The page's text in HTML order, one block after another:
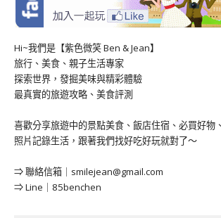
Hi~我們是【紫色微笑 Ben & Jean】
旅行、美食、親子生活專家
探索世界，發掘美味與精彩體驗
最真實的旅遊攻略、美食評測
喜歡分享旅遊中的景點美食、飯店住宿、必買好物
照片記錄生活，跟著我們找好吃好玩就對了～
⇒ 聯絡信箱｜ smilejean@gmail.com
⇒ Line｜85benchen